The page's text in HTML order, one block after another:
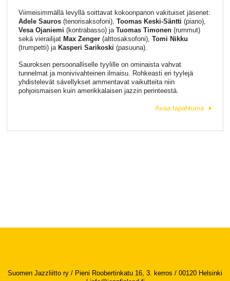
Viimeisimmällä levyllä soittavat kokoonpanon vakituiset jäsenet:
Adele Sauros(tenorisaksofoni), Toomas Keski-Säntti (piano),
Vesa Ojaniemi (kontrabasso) ja Tuomas Timonen(rummut)
sekä vierailijat Max Zenger(alttosaksofoni), Tomi Nikku
(trumpetti) ja Kasperi Sarikoski (pasuuna).
Sauroksen persoonalliselle tyylille on ominaista vahvat
tunnelmat ja monivivahteinen ilmaisu. Rohkeasti eri tyylejä
yhdistelevät sävellykset ammentavat vaikutteita niin
pohjoismaisen kuin amerikkalaisen jazzin perinteestä.
Avaa tapahtuma
Suomen Jazzliitto ry / Pieni Roobertinkatu 16, 3. kerros / 00120 Helsinki